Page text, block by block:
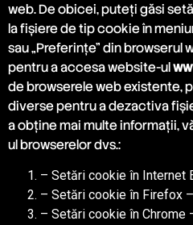
web. De obicei, puteți găsi
la fișiere de tip cookie în
sau „Preferințe” din browserul
pentru a accesa website-ul
de browserele web existente,
diverse pentru a dezactiva
a obține mai multe informații,
ul browserelor dvs.:
– Setări cookie în Internet
– Setări cookie în Firefox
– Setări cookie în Chrome